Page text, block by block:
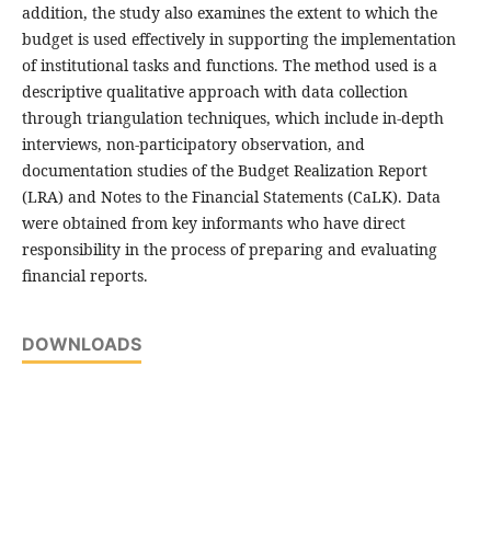
addition, the study also examines the extent to which the
budget is used effectively in supporting the implementation
of institutional tasks and functions. The method used is a
descriptive qualitative approach with data collection
through triangulation techniques, which include in-depth
interviews, non-participatory observation, and
documentation studies of the Budget Realization Report
(LRA) and Notes to the Financial Statements (CaLK). Data
were obtained from key informants who have direct
responsibility in the process of preparing and evaluating
financial reports.
DOWNLOADS